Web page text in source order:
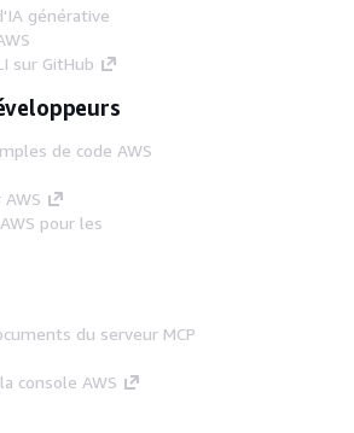
générative
sur GitHub
de code AWS
pour les
du serveur MCP
console AWS